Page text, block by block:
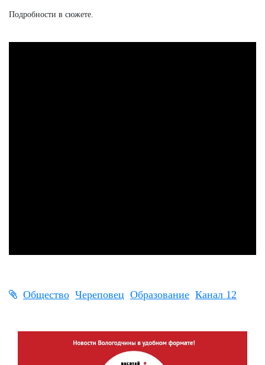
Подробности в сюжете.
Общество Череповец Образование Канал 12